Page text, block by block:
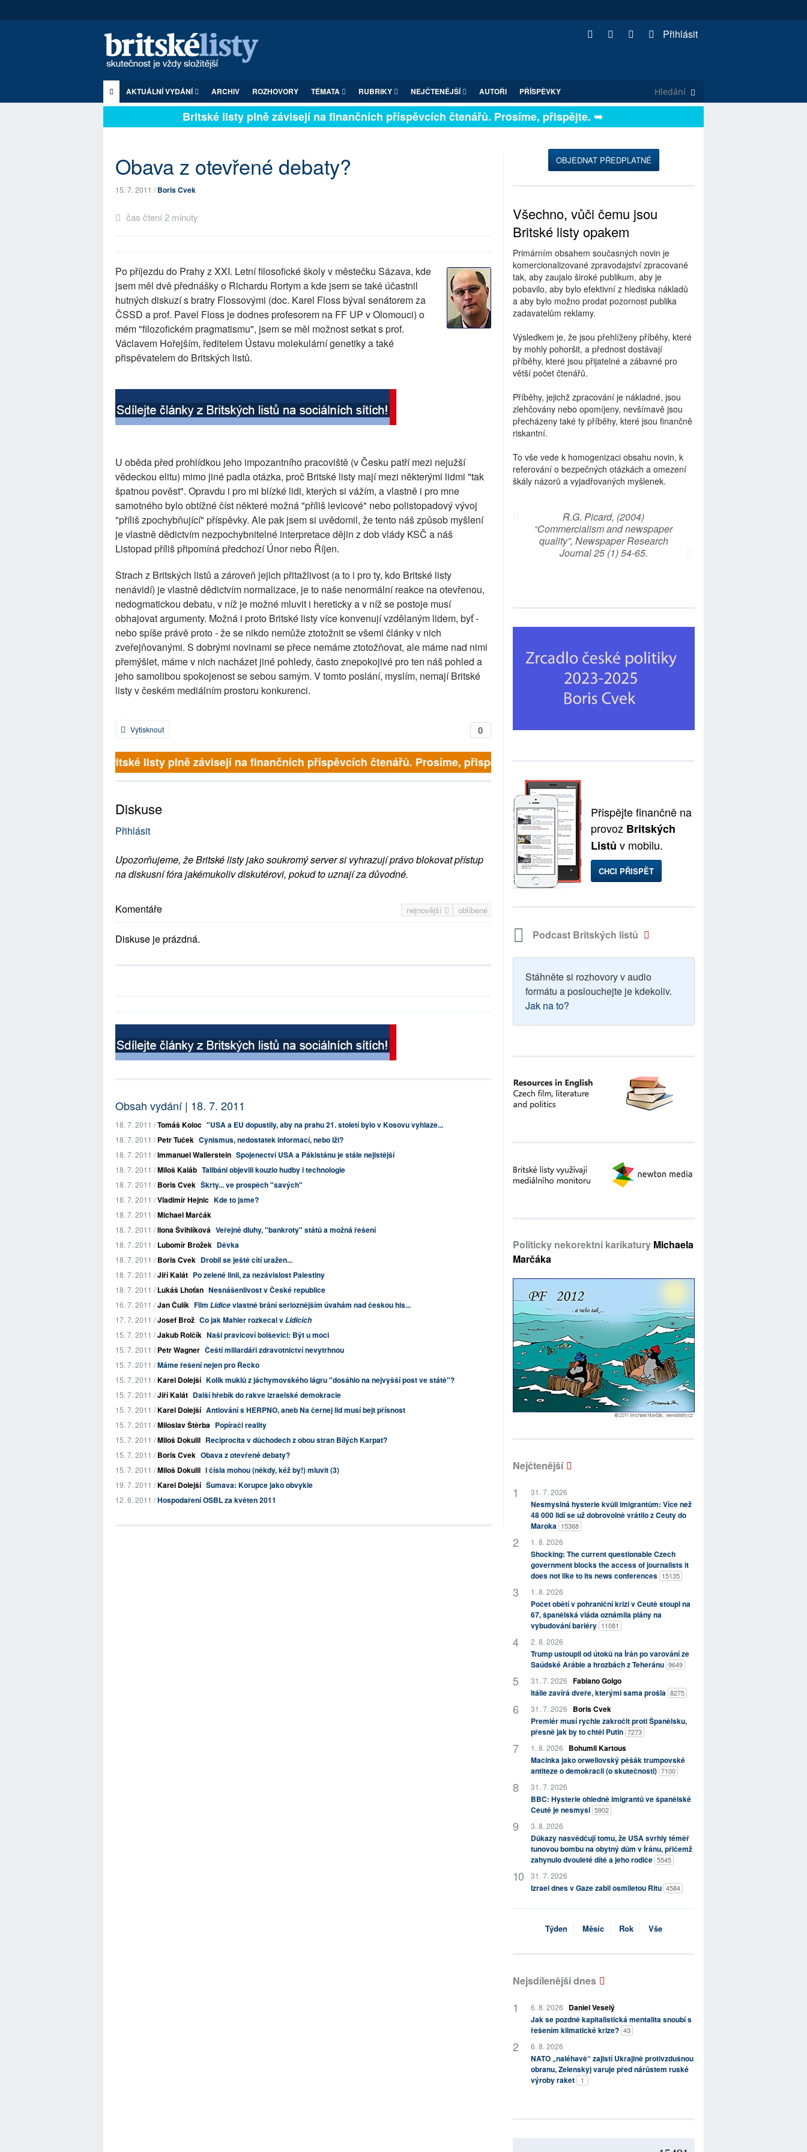
Přihlásit
AKTUÁLNÍ VYDÁNÍ ARCHIV ROZHOVORY TÉMATA RUBRIKY NEJČTENĚJŠÍ AUTOŘI PŘÍSPĚVKY
Britské listy plně závisejí na finančních příspěvcích čtenářů. Prosíme, přispějte. ➥
Obava z otevřené debaty?
15. 7. 2011 /Boris Cvek
čas čtení 2 minuty
Po příjezdu do Prahy z XXI. Letní filosofické školy v městečku Sázava, kde
jsem měl dvě přednášky o Richardu Rortym a kde jsem se také účastnil
hutných diskuzí s bratry Flossovými (doc. Karel Floss býval senátorem za
ČSSD a prof. Pavel Floss je dodnes profesorem na FF UP v Olomouci) o
mém "filozofickém pragmatismu", jsem se měl možnost setkat s prof.
Václavem Hořejším, ředitelem Ústavu molekulární genetiky a také
přispěvatelem do Britských listů.
U oběda před prohlídkou jeho impozantního pracoviště (v Česku patří mezi nejužší
vědeckou elitu) mimo jiné padla otázka, proč Britské listy mají mezi některými lidmi "tak
špatnou pověst". Opravdu i pro mi blízké lidi, kterých si vážím, a vlastně i pro mne
samotného bylo obtížné číst některé možná "příliš levicové" nebo polistopadový vývoj
"příliš zpochybňující" příspěvky. Ale pak jsem si uvědomil, že tento náš způsob myšlení
je vlastně dědictvím nezpochybnitelné interpretace dějin z dob vlády KSČ a náš
Listopad příliš připomíná předchozí Únor nebo Říjen.
Strach z Britských listů a zároveň jejich přitažlivost (a to i pro ty, kdo Britské listy
nenávidí) je vlastně dědictvím normalizace, je to naše nenormální reakce na otevřenou,
nedogmatickou debatu, v níž je možné mluvit i hereticky a v níž se postoje musí
obhajovat argumenty. Možná i proto Britské listy více konvenují vzdělaným lidem, byť -
nebo spíše právě proto - že se nikdo nemůže ztotožnit se všemi články v nich
zveřejňovanými. S dobrými novinami se přece nemáme ztotožňovat, ale máme nad nimi
přemýšlet, máme v nich nacházet jiné pohledy, často znepokojivé pro ten náš pohled a
jeho samolibou spokojenost se sebou samým. V tomto poslání, myslím, nemají Britské
listy v českém mediálním prostoru konkurenci.
0
Vytisknout
Britské listy plně závisejí na finančních příspěvcích čtenářů. Prosíme, přispějte. ➥
Diskuse
Přihlásit
Upozorňujeme, že Britské listy jako soukromý server si vyhrazují právo blokovat přístup
na diskusní fóra jakémukoliv diskutérovi, pokud to uznají za důvodné.
nejnovější oblíbené
Komentáře
Diskuse je prázdná.
Obsah vydání | 18. 7. 2011
18. 7. 2011 /Tomáš Koloc "USA a EU dopustily, aby na prahu 21. století bylo v Kosovu vyhlaze...
18. 7. 2011 /Petr Tuček Cynismus, nedostatek informací, nebo lži?
18. 7. 2011 /Immanuel Wallerstein Spojenectví USA a Pákistánu je stále nejistější
18. 7. 2011 /Miloš Kaláb Talibáni objevili kouzlo hudby i technologie
18. 7. 2011 /Boris Cvek Škrty... ve prospěch "savých"
18. 7. 2011 /Vladimír Hejnic Kde to jsme?
18. 7. 2011 /Michael Marčák
18. 7. 2011 /Ilona Švihlíková Veřejné dluhy, "bankroty" států a možná řešení
18. 7. 2011 /Lubomír Brožek Děvka
18. 7. 2011 /Boris Cvek Drobil se ještě cítí uražen...
18. 7. 2011 /Jiří Kalát Po zelené linii, za nezávislost Palestiny
18. 7. 2011 /Lukáš Lhoťan Nesnášenlivost v České republice
16. 7. 2011 /Jan Čulík Film Lidicevlastně brání serioznějším úvahám nad českou his...
17. 7. 2011 /Josef Brož Co jak Mahler rozkecal vLidicích
15. 7. 2011 /Jakub Rolčík Naši pravicoví bolševici: Být u moci
15. 7. 2011 /Petr Wagner Čeští miliardáři zdravotnictví nevytrhnou
15. 7. 2011 /Máme řešení nejen pro Řecko
15. 7. 2011 /Karel Dolejší Kolik muklů z jáchymovského lágru "dosáhlo na nejvyšší post ve státě"?
15. 7. 2011 /Jiří Kalát Další hřebík do rakve izraelské demokracie
15. 7. 2011 /Karel Dolejší Antlování s HERPNO, aneb Na černej lid musí bejt přísnost
15. 7. 2011 /Miloslav Štěrba Popírači reality
15. 7. 2011 /Miloš Dokulil Reciprocita v důchodech z obou stran Bílých Karpat?
15. 7. 2011 /Boris Cvek Obava z otevřené debaty?
15. 7. 2011 /Miloš Dokulil I čísla mohou (někdy, kéž by!) mluvit (3)
19. 7. 2011 /Karel Dolejší Šumava: Korupce jako obvykle
12. 6. 2011 /Hospodaření OSBL za květen 2011
OBJEDNAT PŘEDPLATNÉ
Všechno, vůči čemu jsou
Britské listy opakem
Primárním obsahem současných novin je
komercionalizované zpravodajství zpracované
tak, aby zaujalo široké publikum, aby je
pobavilo, aby bylo efektivní z hlediska nákladů
a aby bylo možno prodat pozornost publika
zadavatelům reklamy.
Výsledkem je, že jsou přehlíženy příběhy, které
by mohly pohoršit, a přednost dostávají
příběhy, které jsou přijatelné a zábavné pro
větší počet čtenářů.
Příběhy, jejichž zpracování je nákladné, jsou
zlehčovány nebo opomíjeny, nevšímavě jsou
přecházeny také ty příběhy, které jsou finančně
riskantní.
To vše vede k homogenizaci obsahu novin, k
referování o bezpečných otázkách a omezení
škály názorů a vyjadřovaných myšlenek.
R.G. Picard, (2004)
“Commercialism and newspaper
quality”, Newspaper Research
Journal 25 (1) 54-65.
Přispějte finančně na
provoz Britských
Listů v mobilu.
CHCI PŘISPĚT
Podcast Britských listů
Stáhněte si rozhovory v audio
formátu a poslouchejte je kdekoliv.
Jak na to?
Politicky nekorektní karikatury Michaela
Marčáka
Nejčtenější
31. 7. 2026
Nesmyslná hysterie kvůli imigrantům: Více než
48 000 lidí se už dobrovolně vrátilo z Ceuty do
Maroka 15368
1. 8. 2026
Shocking: The current questionable Czech
government blocks the access of journalists it
does not like to its news conferences 15135
1. 8. 2026
Počet obětí v pohraniční krizi v Ceutě stoupl na
67, španělská vláda oznámila plány na
vybudování bariéry 11081
2. 8. 2026
Trump ustoupil od útoků na Írán po varování ze
Saúdské Arábie a hrozbách z Teheránu 9649
31. 7. 2026 Fabiano Golgo
Itálie zavírá dveře, kterými sama prošla 8275
31. 7. 2026
Boris Cvek
Premiér musí rychle zakročit proti Španělsku,
přesně jak by to chtěl Putin 7273
1. 8. 2026
Bohumil Kartous
Macinka jako orwellovský pěšák trumpovské
antiteze o demokracii (o skutečnosti) 7100
31. 7. 2026
BBC: Hysterie ohledně imigrantů ve španělské
Ceutě je nesmysl 5902
3. 8. 2026
Důkazy nasvědčují tomu, že USA svrhly téměř
tunovou bombu na obytný dům v Íránu, přičemž
zahynulo dvouleté dítě a jeho rodiče 5545
31. 7. 2026
Izrael dnes v Gaze zabil osmiletou Ritu 4584
Týden Měsíc Rok Vše
Nejsdílenější dnes
6. 8. 2026
Daniel Veselý
Jak se pozdně kapitalistická mentalita snoubí s
řešením klimatické krize? 43
6. 8. 2026
NATO „naléhavě“ zajistí Ukrajině protivzdušnou
obranu, Zelenskyj varuje před nárůstem ruské
výroby raket
1